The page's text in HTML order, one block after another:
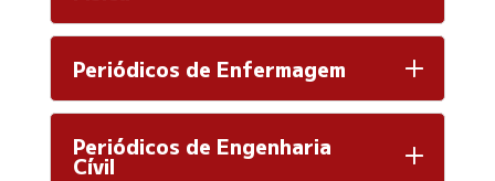
Periódicos de Enfermagem
Periódicos de Engenharia
Cívil